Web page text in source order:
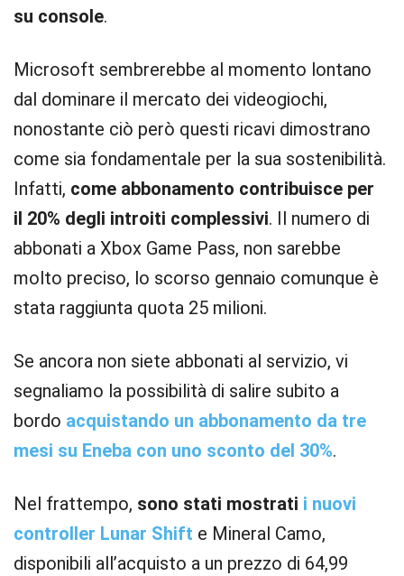
su console.
Microsoft sembrerebbe al momento lontano
dal dominare il mercato dei videogiochi,
nonostante ciò però questi ricavi dimostrano
come sia fondamentale per la sua sostenibilità.
Infatti, come abbonamento contribuisce per
il 20% degli introiti complessivi. Il numero di
abbonati a Xbox Game Pass, non sarebbe
molto preciso, lo scorso gennaio comunque è
stata raggiunta quota 25 milioni.
Se ancora non siete abbonati al servizio, vi
segnaliamo la possibilità di salire subito a
bordo acquistando un abbonamento da tre
mesi su Eneba con uno sconto del 30%.
Nel frattempo, sono stati mostrati i nuovi
controller Lunar Shift e Mineral Camo,
disponibili all’acquisto a un prezzo di 64,99